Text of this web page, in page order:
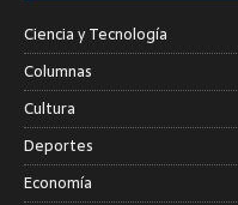
Ciencia y Tecnología
Columnas
Cultura
Deportes
Economía